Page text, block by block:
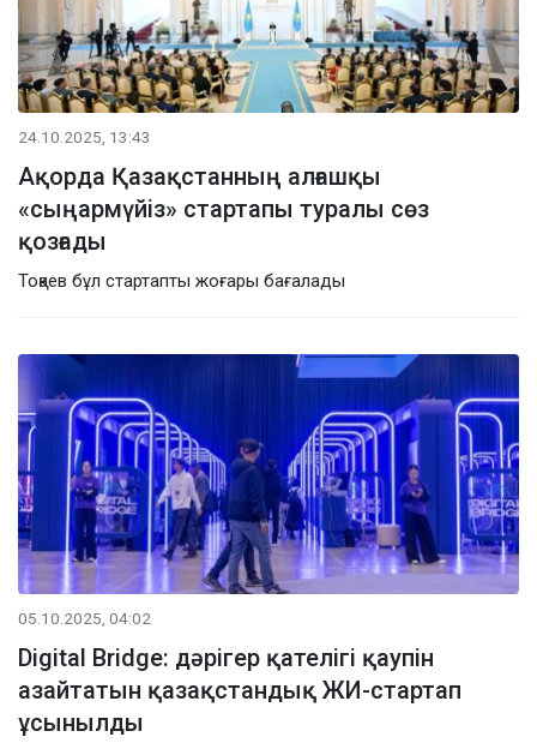
24.10.2025, 13:43
Ақорда Қазақстанның алғашқы
«сыңармүйіз» стартапы туралы сөз
қозғады
Тоқаев бұл стартапты жоғары бағалады
05.10.2025, 04:02
Digital Bridge: дәрігер қателігі қаупін
азайтатын қазақстандық ЖИ-стартап
ұсынылды